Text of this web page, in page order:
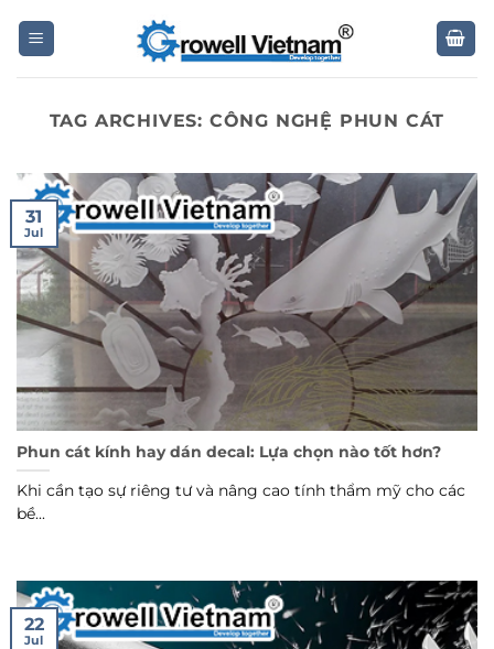
TAG ARCHIVES: CÔNG NGHỆ PHUN CÁT
Phun cát kính hay dán decal: Lựa chọn nào tốt hơn?
Khi cần tạo sự riêng tư và nâng cao tính thẩm mỹ cho các
bề...
31
Jul
22
Jul